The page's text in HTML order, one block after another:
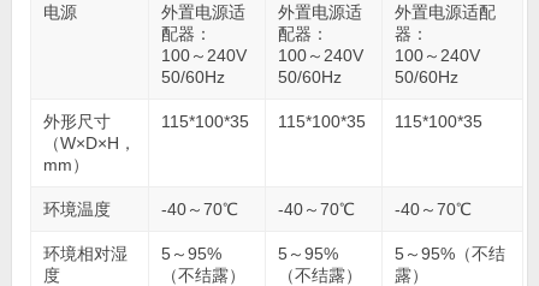
电源
外置电源适
配器：
100～240V
50/60Hz
外置电源适
配器：
100～240V
50/60Hz
外置电源适配
器：
100～240V
50/60Hz
外形尺寸
（W×D×H，
mm）
115*100*35 115*100*35 115*100*35
环境温度 -40～70℃ -40～70℃ -40～70℃
环境相对湿
度
5～95%
（不结露）
5～95%
（不结露）
5～95%（不结
露）